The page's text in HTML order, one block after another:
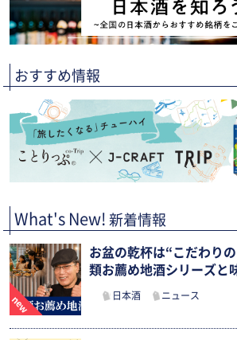
おすすめ情報
What's New! 新着情報
お盆の乾杯は“こだわり
類お薦め地酒シリーズと
日本酒 ニュース